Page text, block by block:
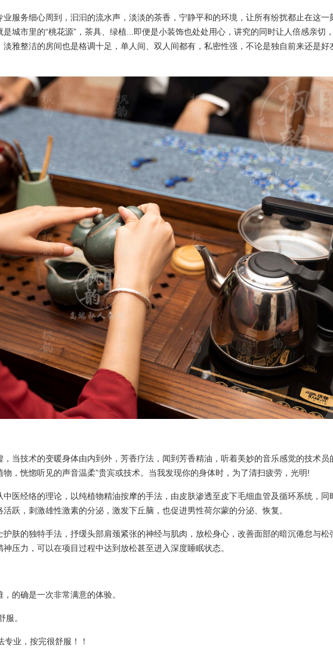
服务细心周到，汩汩的流水声，淡淡的茶香，宁静平和的环境，让所有纷扰都止在这一
城市里的“桃花源”，茶具、绿植...即便是小装饰也处处用心，讲究的同时让人倍感亲切
雅整洁的房间也是格调十足，单人间、双人间都有，私密性强，不论是独自前来还是好
当技术的变暖身体由内到外，芳香疗法，闻到芳香精油，听着美妙的音乐感觉的技术员
，恍惚听见的声音温柔”贵宾或技术。当我发现你的身体时，为了清扫疲劳，光明!
医经络的理论，以纯植物精油按摩的手法，由皮肤渗透至皮下毛细血管及循环系统，同
跃，刺激雄性激素的分泌，激发下丘脑，也促进男性荷尔蒙的分泌、恢复。
肤的独特手法，抒缓头部肩颈紧张的神经与肌肉，放松身心，改善面部的暗沉倦怠与松
压力，可以在项目过程中达到放松甚至进入深度睡眠状态。
的确是一次非常满意的体验。
。
业，按完很舒服！！